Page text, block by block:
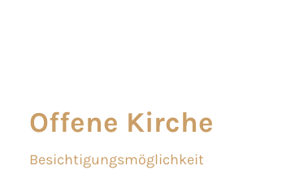
Offene Kirche
Besichtigungsmöglichkeit